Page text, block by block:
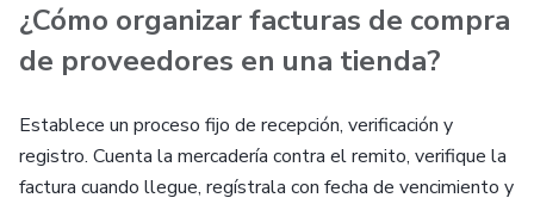
¿Cómo organizar facturas de compra
de proveedores en una tienda?
Establece un proceso fijo de recepción, verificación y
registro. Cuenta la mercadería contra el remito, verifique la
factura cuando llegue, regístrala con fecha de vencimiento y